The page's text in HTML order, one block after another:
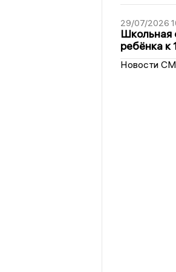
29/07/2026
Школьная
ребёнка к
Новости